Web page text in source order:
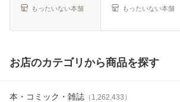
もったいない本舗 もったいない本舗
お店のカテゴリから商品を探す
本・コミック・雑誌 （ 1,262,433 ）